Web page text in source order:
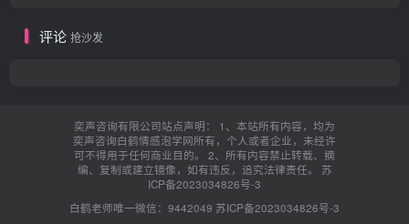
评论 抢沙发
奕声咨询有限公司站点声明： 1、本站所有内容，均为
奕声咨询白鹤情感泡学网所有，个人或者企业，未经许
可不得用于任何商业目的。 2、所有内容禁止转载、摘
编、复制或建立镜像，如有违反，追究法律责任。 苏
ICP备2023034826号-3
白鹤老师唯一微信：9442049 苏ICP备2023034826号-3